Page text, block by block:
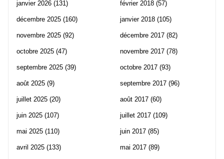
janvier 2026 (131)
décembre 2025 (160)
novembre 2025 (92)
octobre 2025 (47)
septembre 2025 (39)
août 2025 (9)
juillet 2025 (20)
juin 2025 (107)
mai 2025 (110)
avril 2025 (133)
février 2018 (57)
janvier 2018 (105)
décembre 2017 (82)
novembre 2017 (78)
octobre 2017 (93)
septembre 2017 (96)
août 2017 (60)
juillet 2017 (109)
juin 2017 (85)
mai 2017 (89)